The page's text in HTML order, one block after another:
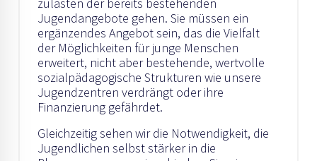
Jugendangebote gehen. Sie müssen ein
ergänzendes Angebot sein, das die Vielfalt
der Möglichkeiten für junge Menschen
erweitert, nicht aber bestehende, wertvolle
sozialpädagogische Strukturen wie unsere
Jugendzentren verdrängt oder ihre
Finanzierung gefährdet.
Gleichzeitig sehen wir die Notwendigkeit, die
Jugendlichen selbst stärker in die